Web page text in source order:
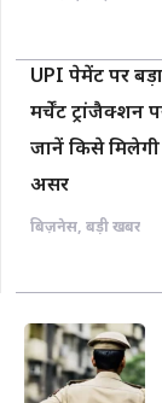
UPI पेमेंट पर
मर्चेंट ट्रांजैक्शन
जानें किसे
असर
बिज़नेस, बड़ी खबर